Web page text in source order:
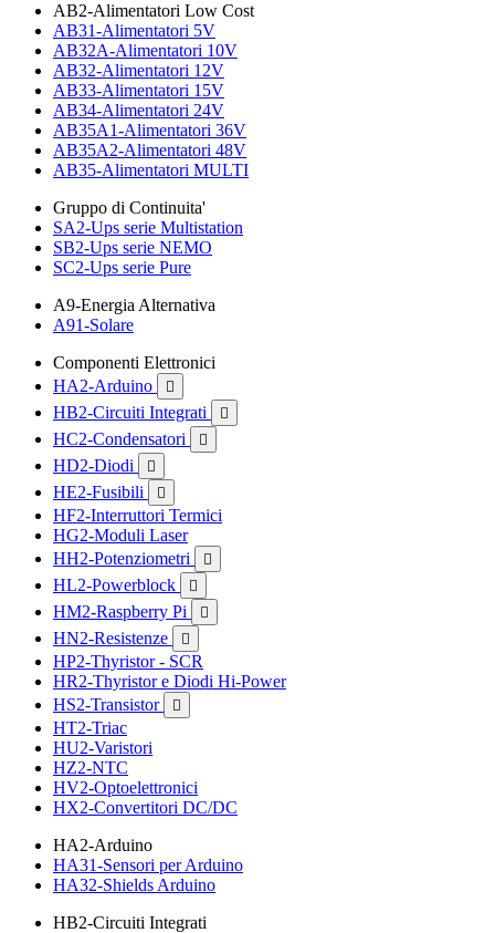
AB2-Alimentatori Low Cost
AB31-Alimentatori 5V
AB32A-Alimentatori 10V
AB32-Alimentatori 12V
AB33-Alimentatori 15V
AB34-Alimentatori 24V
AB35A1-Alimentatori 36V
AB35A2-Alimentatori 48V
AB35-Alimentatori MULTI
Gruppo di Continuita'
SA2-Ups serie Multistation
SB2-Ups serie NEMO
SC2-Ups serie Pure
A9-Energia Alternativa
A91-Solare
Componenti Elettronici
HA2-Arduino

HB2-Circuiti Integrati 
HC2-Condensatori 
HD2-Diodi 
HE2-Fusibili 
HF2-Interruttori Termici
HG2-Moduli Laser
HH2-Potenziometri

HL2-Powerblock 
HM2-Raspberry Pi 
HN2-Resistenze 
HP2-Thyristor - SCR
HR2-Thyristor e Diodi Hi-Power
HS2-Transistor

HT2-Triac
HU2-Varistori
HZ2-NTC
HV2-Optoelettronici
HX2-Convertitori DC/DC
HA2-Arduino
HA31-Sensori per Arduino
HA32-Shields Arduino
HB2-Circuiti Integrati